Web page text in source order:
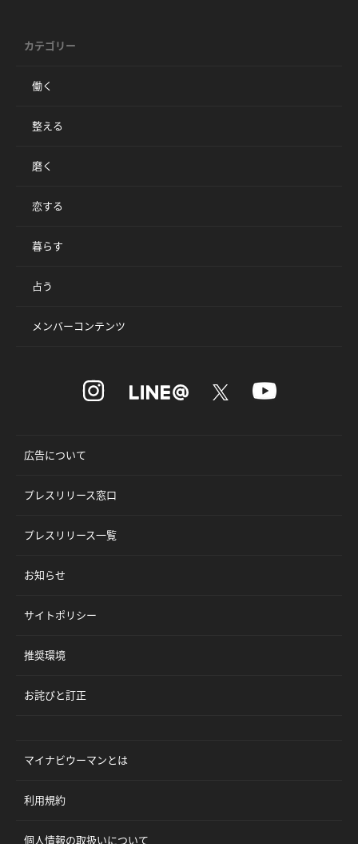
カテゴリー
働く
整える
磨く
恋する
暮らす
占う
メンバーコンテンツ
広告について
プレスリリース窓口
プレスリリース一覧
お知らせ
サイトポリシー
推奨環境
お詫びと訂正
マイナビウーマンとは
利用規約
個人情報の取扱いについて